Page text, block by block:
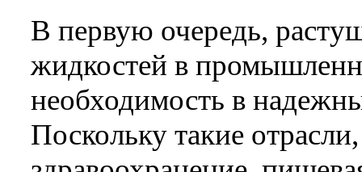
В первую очередь,
жидкостей в
необходимость в
Поскольку такие